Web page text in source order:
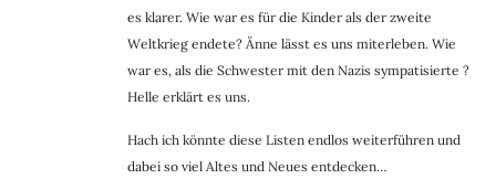
es klarer. Wie war es für die Kinder als der zweite
Weltkrieg endete? Änne lässt es uns miterleben. Wie
war es, als die Schwester mit den Nazis sympatisierte ?
Helle erklärt es uns.
Hach ich könnte diese Listen endlos weiterführen und
dabei so viel Altes und Neues entdecken…